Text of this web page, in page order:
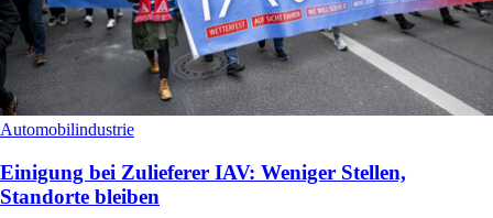
Automobilindustrie
Einigung bei Zulieferer IAV: Weniger Stellen,
Standorte bleiben